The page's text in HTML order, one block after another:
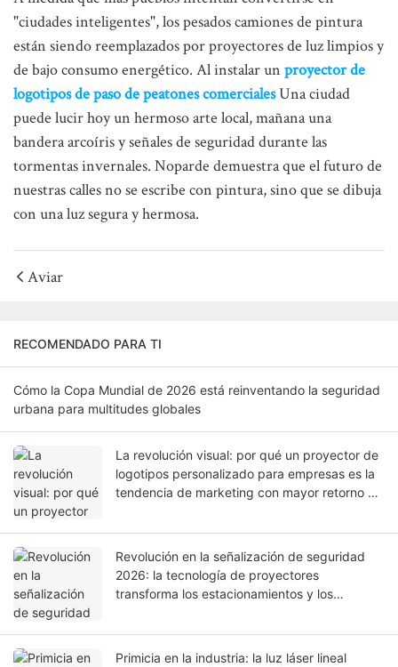
"ciudades inteligentes", los pesados ​​camiones de pintura
están siendo reemplazados por proyectores de luz limpios y
de bajo consumo energético. Al instalar un proyector de
logotipos de paso de peatones comercialesUna ciudad
puede lucir hoy un hermoso arte local, mañana una
bandera arcoíris y señales de seguridad durante las
tormentas invernales. Noparde demuestra que el futuro de
nuestras calles no se escribe con pintura, sino que se dibuja
con una luz segura y hermosa.
Aviar
RECOMENDADO PARA TI
Cómo la Copa Mundial de 2026 está reinventando la seguridad
urbana para multitudes globales
La revolución visual: por qué un proyector de
logotipos personalizado para empresas es la
tendencia de marketing con mayor retorno de
Revolución en la señalización de seguridad
2026: la tecnología de proyectores
transforma los estacionamientos y los
Primicia en la industria: la luz láser lineal